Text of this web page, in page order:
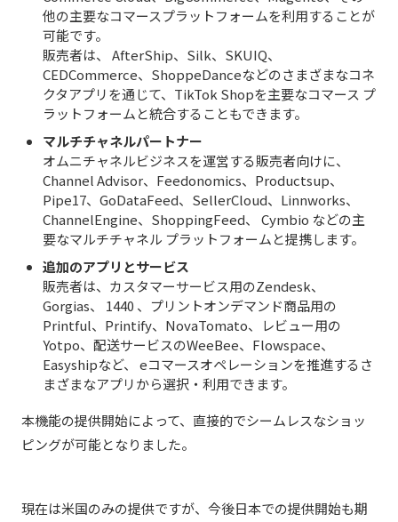
他の主要なコマースプラットフォームを利用することが
可能です。
販売者は、 AfterShip、Silk、SKUIQ、
CEDCommerce、ShoppeDanceなどのさまざまなコネ
クタアプリを通じて、TikTok Shopを主要なコマース プ
ラットフォームと統合することもできます。
マルチチャネルパートナー
オムニチャネルビジネスを運営する販売者向けに、
Channel Advisor、Feedonomics、Productsup、
Pipe17、GoDataFeed、SellerCloud、Linnworks、
ChannelEngine、ShoppingFeed、 Cymbio などの主
要なマルチチャネル プラットフォームと提携します。
追加のアプリとサービス
販売者は、カスタマーサービス用のZendesk、
Gorgias、 1440 、プリントオンデマンド商品用の
Printful、Printify、NovaTomato、レビュー用の
Yotpo、配送サービスのWeeBee、Flowspace、
Easyshipなど、 eコマースオペレーションを推進するさ
まざまなアプリから選択・利用できます。
本機能の提供開始によって、直接的でシームレスなショッ
ピングが可能となりました。
現在は米国のみの提供ですが、今後日本での提供開始も期